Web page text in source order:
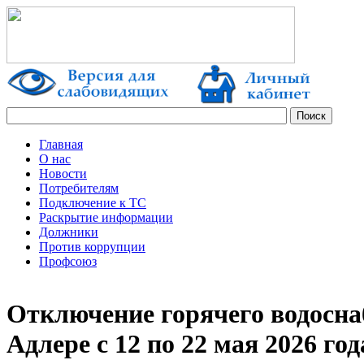
Главная
О нас
Новости
Потребителям
Подключение к ТС
Раскрытие информации
Должники
Против коррупции
Профсоюз
Отключение горячего
Адлере с 12 по 22 мая 2026